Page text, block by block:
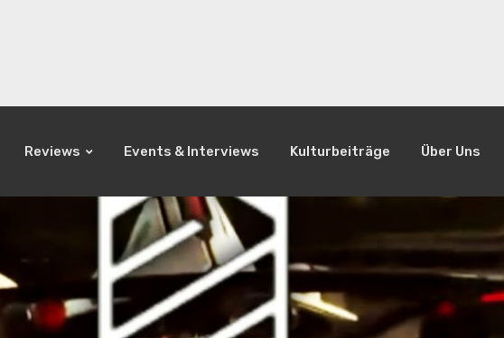
Reviews Events & Interviews Kulturbeiträge Über Uns